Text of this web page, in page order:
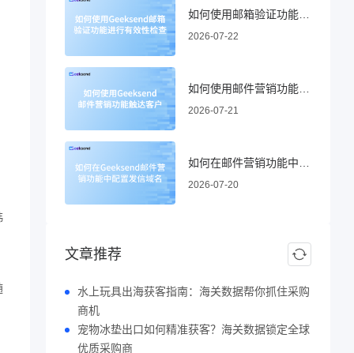
2026-07-22
2026-07-21
2026-07-20
文章推荐
水上玩具出海获客指南：海关数据帮你抓住采购
商机
宠物冰垫出口如何精准获客？海关数据锁定全球
优质采购商